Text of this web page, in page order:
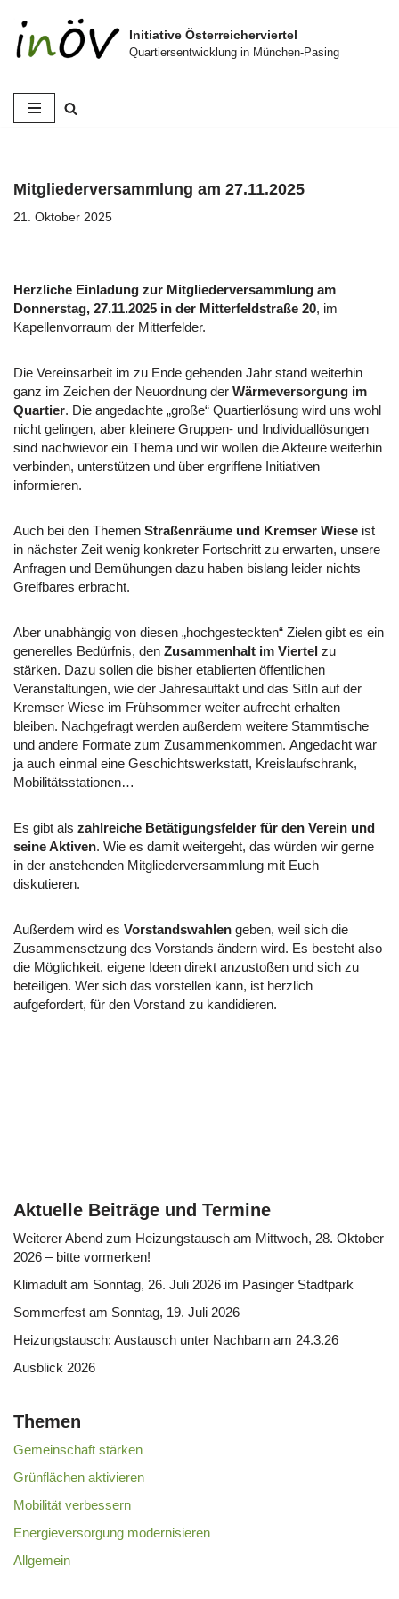
Zum
Initiative Österreicherviertel
Quartiersentwicklung in München-Pasing
Mitgliederversammlung am 27.11.2025
21. Oktober 2025
Herzliche Einladung zur Mitgliederversammlung am
Donnerstag, 27.11.2025 in der Mitterfeldstraße 20, im
Kapellenvorraum der Mitterfelder.
Die Vereinsarbeit im zu Ende gehenden Jahr stand weiterhin
ganz im Zeichen der Neuordnung der Wärmeversorgung im
Quartier. Die angedachte „große“ Quartierlösung wird uns wohl
nicht gelingen, aber kleinere Gruppen- und Individuallösungen
sind nachwievor ein Thema und wir wollen die Akteure weiterhin
verbinden, unterstützen und über ergriffene Initiativen
informieren.
Auch bei den Themen Straßenräume und Kremser Wiese ist
in nächster Zeit wenig konkreter Fortschritt zu erwarten, unsere
Anfragen und Bemühungen dazu haben bislang leider nichts
Greifbares erbracht.
Aber unabhängig von diesen „hochgesteckten“ Zielen gibt es ein
generelles Bedürfnis, den Zusammenhalt im Viertel zu
stärken. Dazu sollen die bisher etablierten öffentlichen
Veranstaltungen, wie der Jahresauftakt und das SitIn auf der
Kremser Wiese im Frühsommer weiter aufrecht erhalten
bleiben. Nachgefragt werden außerdem weitere Stammtische
und andere Formate zum Zusammenkommen. Angedacht war
ja auch einmal eine Geschichtswerkstatt, Kreislaufschrank,
Mobilitätsstationen…
Es gibt als zahlreiche Betätigungsfelder für den Verein und
seine Aktiven. Wie es damit weitergeht, das würden wir gerne
in der anstehenden Mitgliederversammlung mit Euch
diskutieren.
Außerdem wird es Vorstandswahlen geben, weil sich die
Zusammensetzung des Vorstands ändern wird. Es besteht also
die Möglichkeit, eigene Ideen direkt anzustoßen und sich zu
beteiligen. Wer sich das vorstellen kann, ist herzlich
aufgefordert, für den Vorstand zu kandidieren.
Aktuelle Beiträge und Termine
Weiterer Abend zum Heizungstausch am Mittwoch, 28. Oktober
2026 – bitte vormerken!
Klimadult am Sonntag, 26. Juli 2026 im Pasinger Stadtpark
Sommerfest am Sonntag, 19. Juli 2026
Heizungstausch: Austausch unter Nachbarn am 24.3.26
Ausblick 2026
Themen
Gemeinschaft stärken
Grünflächen aktivieren
Mobilität verbessern
Energieversorgung modernisieren
Allgemein